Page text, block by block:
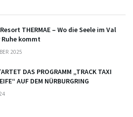
THERMAE – Wo die Seele im Val
Ruhe kommt
2025
DAS PROGRAMM „TRACK TAXI
AUF DEM NÜRBURGRING